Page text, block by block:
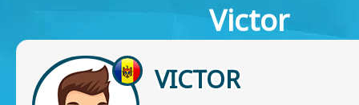
Victor
VICTOR